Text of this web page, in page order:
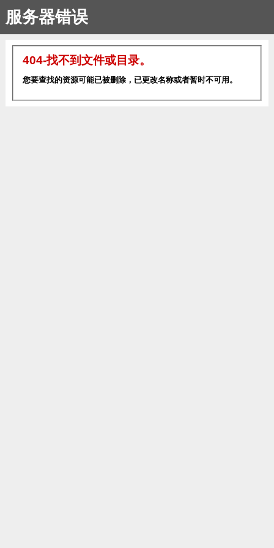
服务器错误
404-找不到文件或目录。
您要查找的资源可能已被删除，已更改名称或者暂时不可用。